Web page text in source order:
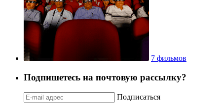
7 фильмов
Подпишетесь на почтовую рассылку?
Подписаться